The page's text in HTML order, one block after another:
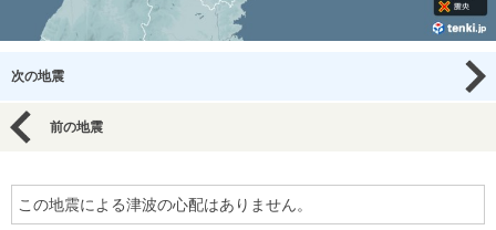
次の地震
前の地震
この地震による津波の心配はありません。